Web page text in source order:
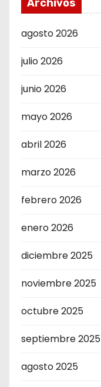
Archivos
agosto 2026
julio 2026
junio 2026
mayo 2026
abril 2026
marzo 2026
febrero 2026
enero 2026
diciembre 2025
noviembre 2025
octubre 2025
septiembre 2025
agosto 2025